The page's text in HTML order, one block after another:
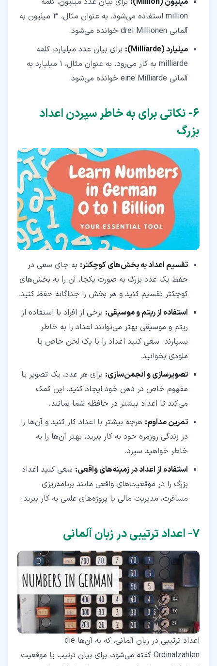
million استفاده می‌شود. به عنوان مثال، 3 میلیون به
آلمانی drei Millionen خوانده می‌شود.
میلیارد (Milliarde
): برای بیان عدد میلیارد، کلمه
milliarde به کار می‌رود. به عنوان مثال، 1 میلیارد به
آلمانی eine Milliarde خوانده می‌شود.
۶‏- نکاتی برای به خاطر سپردن اعداد
بزرگ
تقسیم اعداد به بخش‌های کوچکتر: به جای سعی در
حفظ یک عدد بزرگ به صورت یکجا، آن را به بخش‌های
کوچکتر تقسیم کنید و هر بخش را جداگانه حفظ کنید.
استفاده از ریتم و موسیقی: برخی از افراد با استفاده از
ریتم و موسیقی بهتر می‌توانند اعداد را به خاطر
بسپارند. سعی کنید اعداد را با یک لحن خاص یا
ملودی بخوانید.
تصویرسازی و انجمن‌سازی: برای هر عدد، یک تصویر یا
مفهوم خاص در ذهن خود ایجاد کنید. این کمک
می‌کند تا اعداد بیشتر در حافظه شما بمانند.
تمرین مداوم: هرچه بیشتر با اعداد کار کنید و آن‌ها را
در زندگی روزمره خود به کار ببرید، بهتر آن‌ها را به
خاطر خواهید سپرد.
استفاده از اعداد در زمینه‌های واقعی: سعی کنید اعداد
بزرگ را در موقعیت‌های واقعی مانند برنامه‌ریزی
مسافرت، مدیریت مالی یا پروژه‌های علمی به کار ببرید.
۷‏- اعداد ترتیبی در زبان آلمانی
اعداد ترتیبی در زبان آلمانی، که به آن‌ها die
Ordinalzahlen گفته می‌شود، برای بیان ترتیب یا موقعیت